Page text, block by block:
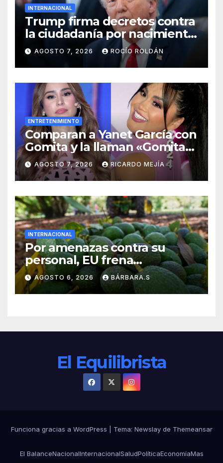
INTERNACIONAL
Trump firma decretos contra
la ciudadanía por nacimiento
y el ‘turismo de maternidad’
AGOSTO 7, 2026 ROCÍO ROLDÁN
ENTRETENIMIENTO
Comparan a Yanet García con
Gomita y la llaman «Gomita
Premium»
AGOSTO 7, 2026 RICARDO MEJÍA
INTERNACIONAL
Por amenazas contra su
personal, EU frena
exportación de aguacate
AGOSTO 6, 2026 BÁRBARA.S
El Equilibrista
Funciona gracias a WordPress Tema: Newslayde Themeansar
El BalanceNacionalInternacionalSaludPolíticaEconomíaMas